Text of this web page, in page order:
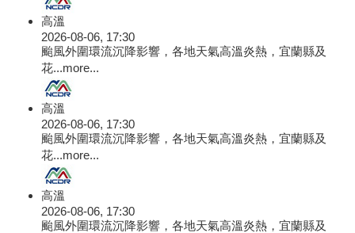
高溫
2026-08-06, 17:30
颱風外圍環流沉降影響，各地天氣高溫炎熱，宜蘭縣及
花...more...
高溫
2026-08-06, 17:30
颱風外圍環流沉降影響，各地天氣高溫炎熱，宜蘭縣及
花...more...
高溫
2026-08-06, 17:30
颱風外圍環流沉降影響，各地天氣高溫炎熱，宜蘭縣及